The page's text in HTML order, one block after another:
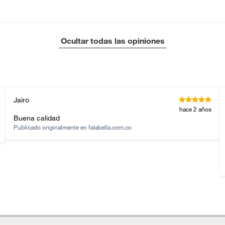
suplementos alimenticios, vitaminas.
baño con señales de uso, sin empaques, etiquetas o
Ocultar todas las opiniones
Jairo
hace 2 años
Buena calidad
Publicado originalmente en falabella.com.co